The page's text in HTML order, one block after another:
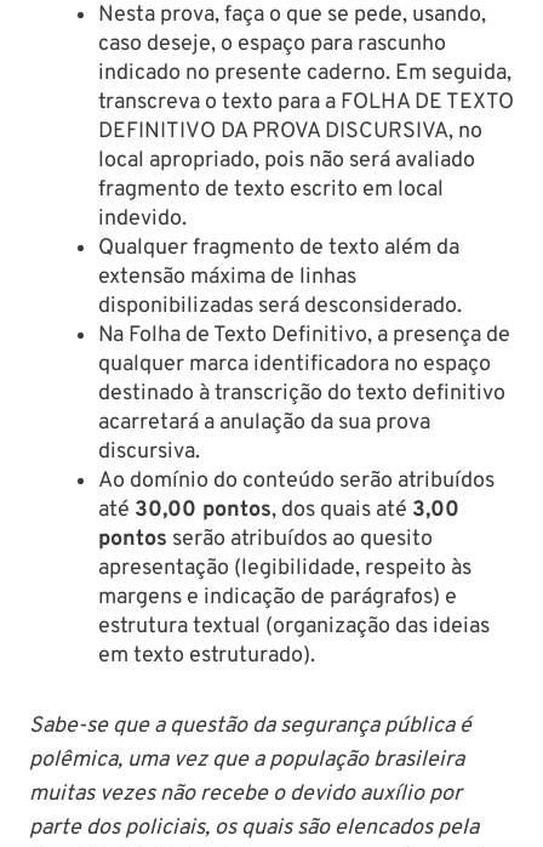
Nesta prova, faça o que se pede, usando,
caso deseje, o espaço para rascunho
indicado no presente caderno. Em seguida,
transcreva o texto para a FOLHA DE TEXTO
DEFINITIVO DA PROVA DISCURSIVA, no
local apropriado, pois não será avaliado
fragmento de texto escrito em local
indevido.
Qualquer fragmento de texto além da
extensão máxima de linhas
disponibilizadas será desconsiderado.
Na Folha de Texto Definitivo, a presença de
qualquer marca identificadora no espaço
destinado à transcrição do texto definitivo
acarretará a anulação da sua prova
discursiva.
Ao domínio do conteúdo serão atribuídos
até 30,00 pontos, dos quais até 3,00
pontos serão atribuídos ao quesito
apresentação (legibilidade, respeito às
margens e indicação de parágrafos) e
estrutura textual (organização das ideias
em texto estruturado).
Sabe-se que a questão da segurança pública é
polêmica, uma vez que a população brasileira
muitas vezes não recebe o devido auxílio por
parte dos policiais, os quais são elencados pela